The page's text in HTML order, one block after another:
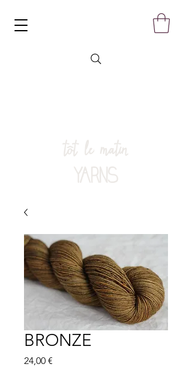
tôt le matin
YARNS
BRONZE
24,00 €